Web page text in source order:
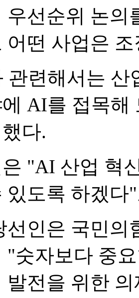
우선순위 논
어떤 사업은
련해서는 산
AI를 접목해
다.
"AI 산업 혁
있도록 하겠다
선인은 국민의
"숫자보다 중
발전을 위한